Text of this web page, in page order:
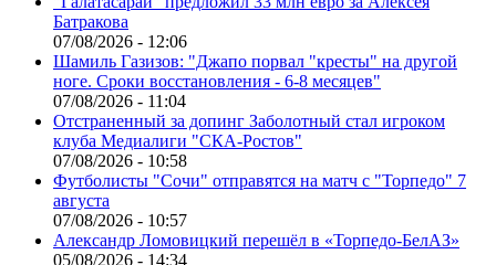
Батракова
07/08/2026 - 12:06
Шамиль Газизов: "Джапо порвал "кресты" на другой
ноге. Сроки восстановления - 6-8 месяцев"
07/08/2026 - 11:04
Отстраненный за допинг Заболотный стал игроком
клуба Медиалиги "СКА-Ростов"
07/08/2026 - 10:58
Футболисты "Сочи" отправятся на матч с "Торпедо" 7
августа
07/08/2026 - 10:57
Александр Ломовицкий перешёл в «Торпедо-БелАЗ»
05/08/2026 - 14:34